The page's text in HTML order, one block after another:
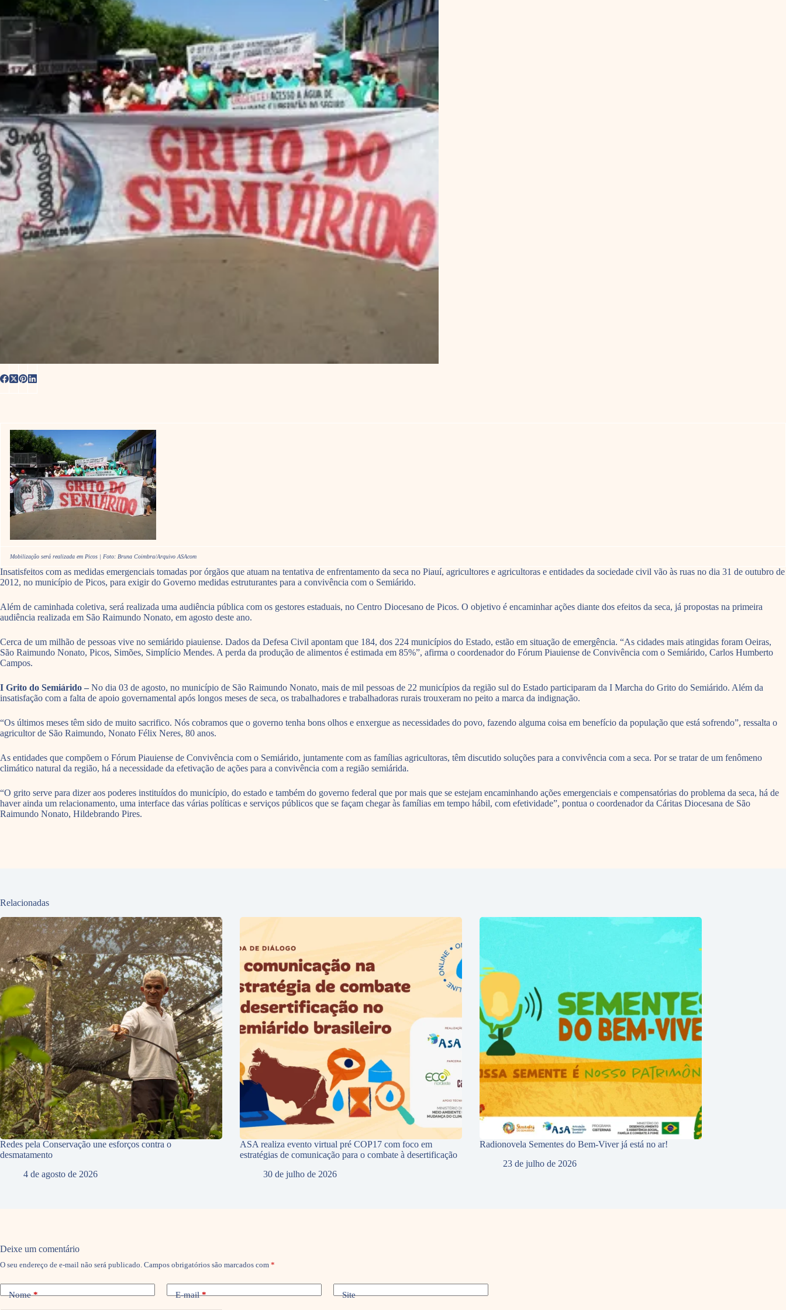
Mobilização será realizada em Picos | Foto: Bruna Coimbra/Arquivo ASAcom
Insatisfeitos com as medidas emergenciais tomadas por órgãos que atuam na tentativa de enfrentamento da seca no Piauí, agricultores e agricultoras e entidades da sociedade civil vão às ruas no dia 31 de outubro de
2012, no município de Picos, para exigir do Governo medidas estruturantes para a convivência com o Semiárido.
Além de caminhada coletiva, será realizada uma audiência pública com os gestores estaduais, no Centro Diocesano de Picos. O objetivo é encaminhar ações diante dos efeitos da seca, já propostas na primeira
audiência realizada em São Raimundo Nonato, em agosto deste ano.
Cerca de um milhão de pessoas vive no semiárido piauiense. Dados da Defesa Civil apontam que 184, dos 224 municípios do Estado, estão em situação de emergência. “As cidades mais atingidas foram Oeiras,
São Raimundo Nonato, Picos, Simões, Simplício Mendes. A perda da produção de alimentos é estimada em 85%”, afirma o coordenador do Fórum Piauiense de Convivência com o Semiárido, Carlos Humberto
Campos.
I Grito do Semiárido – No dia 03 de agosto, no município de São Raimundo Nonato, mais de mil pessoas de 22 municípios da região sul do Estado participaram da I Marcha do Grito do Semiárido. Além da
insatisfação com a falta de apoio governamental após longos meses de seca, os trabalhadores e trabalhadoras rurais trouxeram no peito a marca da indignação.
“Os últimos meses têm sido de muito sacrifico. Nós cobramos que o governo tenha bons olhos e enxergue as necessidades do povo, fazendo alguma coisa em benefício da população que está sofrendo”, ressalta o
agricultor de São Raimundo, Nonato Félix Neres, 80 anos.
As entidades que compõem o Fórum Piauiense de Convivência com o Semiárido, juntamente com as famílias agricultoras, têm discutido soluções para a convivência com a seca. Por se tratar de um fenômeno
climático natural da região, há a necessidade da efetivação de ações para a convivência com a região semiárida.
“O grito serve para dizer aos poderes instituídos do município, do estado e também do governo federal que por mais que se estejam encaminhando ações emergenciais e compensatórias do problema da seca, há de
haver ainda um relacionamento, uma interface das várias políticas e serviços públicos que se façam chegar às famílias em tempo hábil, com efetividade”, pontua o coordenador da Cáritas Diocesana de São
Raimundo Nonato, Hildebrando Pires.
Relacionadas
Redes pela Conservação une esforços contra o
desmatamento
4 de agosto de 2026
ASA realiza evento virtual pré COP17 com foco em
estratégias de comunicação para o combate à desertificação
30 de julho de 2026
Radionovela Sementes do Bem-Viver já está no ar!
23 de julho de 2026
Deixe um comentário
O seu endereço de e-mail não será publicado. Campos obrigatórios são marcados com *
Nome* E-mail* Site